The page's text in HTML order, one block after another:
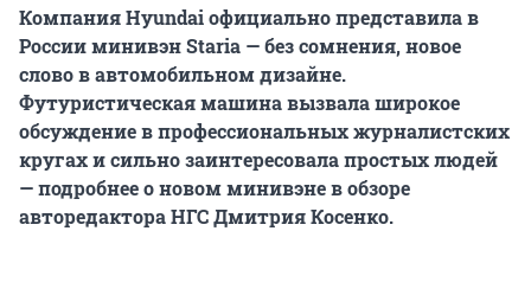
Компания Hyundai официально представила в
России минивэн Staria — без сомнения, новое
слово в автомобильном дизайне.
Футуристическая машина вызвала широкое
обсуждение в профессиональных журналистских
кругах и сильно заинтересовала простых людей
— подробнее о новом минивэне в обзоре
авторедактора НГС Дмитрия Косенко.